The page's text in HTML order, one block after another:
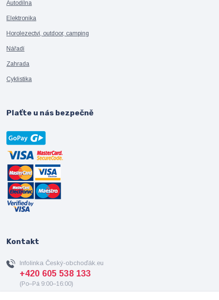
Autodílna
Elektronika
Horolezectví, outdoor, camping
Nářadí
Zahrada
Cyklistika
Plaťte u nás bezpečně
Kontakt
Infolinka Český-obchoďák.eu
+420 605 538 133
(Po–Pá 9:00–16:00)